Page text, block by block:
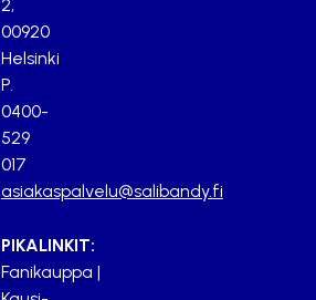
2,
00920
Helsinki
P.
0400-
529
017
asiakaspalvelu@salibandy.fi
PIKALINKIT:
Fanikauppa |